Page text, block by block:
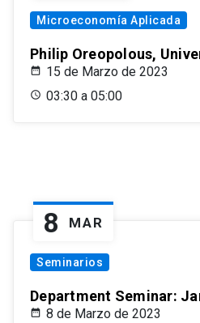
Microeconomía Aplicada
Philip Oreopolous,
15 de Marzo de 2023
03:30 a 05:00
8 MAR
Seminarios
Department Seminar:
8 de Marzo de 2023